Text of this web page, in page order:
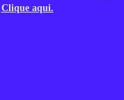
Clique aqui.